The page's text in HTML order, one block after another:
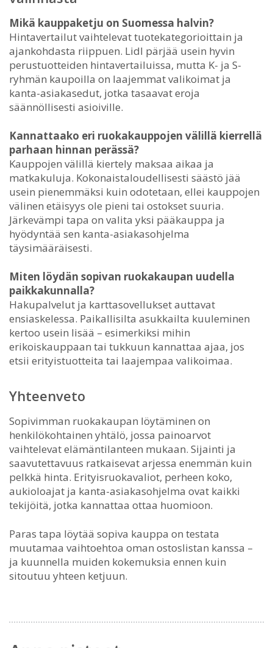
Mikä kauppaketju on Suomessa halvin?
Hintavertailut vaihtelevat tuotekategorioittain ja
ajankohdasta riippuen. Lidl pärjää usein hyvin
perustuotteiden hintavertailuissa, mutta K- ja S-
ryhmän kaupoilla on laajemmat valikoimat ja
kanta-asiakasedut, jotka tasaavat eroja
säännöllisesti asioiville.
Kannattaako eri ruokakauppojen välillä kierrellä
parhaan hinnan perässä?
Kauppojen välillä kiertely maksaa aikaa ja
matkakuluja. Kokonaistaloudellisesti säästö jää
usein pienemmäksi kuin odotetaan, ellei kauppojen
välinen etäisyys ole pieni tai ostokset suuria.
Järkevämpi tapa on valita yksi pääkauppa ja
hyödyntää sen kanta-asiakasohjelma
täysimääräisesti.
Miten löydän sopivan ruokakaupan uudella
paikkakunnalla?
Hakupalvelut ja karttasovellukset auttavat
ensiaskelessa. Paikallisilta asukkailta kuuleminen
kertoo usein lisää – esimerkiksi mihin
erikoiskauppaan tai tukkuun kannattaa ajaa, jos
etsii erityistuotteita tai laajempaa valikoimaa.
Yhteenveto
Sopivimman ruokakaupan löytäminen on
henkilökohtainen yhtälö, jossa painoarvot
vaihtelevat elämäntilanteen mukaan. Sijainti ja
saavutettavuus ratkaisevat arjessa enemmän kuin
pelkkä hinta. Erityisruokavaliot, perheen koko,
aukioloajat ja kanta-asiakasohjelma ovat kaikki
tekijöitä, jotka kannattaa ottaa huomioon.
Paras tapa löytää sopiva kauppa on testata
muutamaa vaihtoehtoa oman ostoslistan kanssa –
ja kuunnella muiden kokemuksia ennen kuin
sitoutuu yhteen ketjuun.